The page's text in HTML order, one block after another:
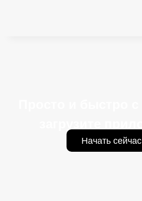
Начать сейчас